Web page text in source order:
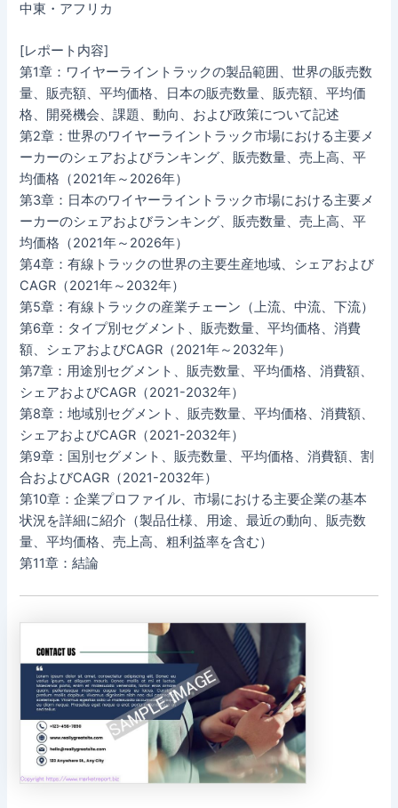
中東・アフリカ
[レポート内容]
第1章：ワイヤーライントラックの製品範囲、世界の販売数
量、販売額、平均価格、日本の販売数量、販売額、平均価
格、開発機会、課題、動向、および政策について記述
第2章：世界のワイヤーライントラック市場における主要メ
ーカーのシェアおよびランキング、販売数量、売上高、平
均価格（2021年～2026年）
第3章：日本のワイヤーライントラック市場における主要メ
ーカーのシェアおよびランキング、販売数量、売上高、平
均価格（2021年～2026年）
第4章：有線トラックの世界の主要生産地域、シェアおよび
CAGR（2021年～2032年）
第5章：有線トラックの産業チェーン（上流、中流、下流）
第6章：タイプ別セグメント、販売数量、平均価格、消費
額、シェアおよびCAGR（2021年～2032年）
第7章：用途別セグメント、販売数量、平均価格、消費額、
シェアおよびCAGR（2021-2032年）
第8章：地域別セグメント、販売数量、平均価格、消費額、
シェアおよびCAGR（2021-2032年）
第9章：国別セグメント、販売数量、平均価格、消費額、割
合およびCAGR（2021-2032年）
第10章：企業プロファイル、市場における主要企業の基本
状況を詳細に紹介（製品仕様、用途、最近の動向、販売数
量、平均価格、売上高、粗利益率を含む）
第11章：結論